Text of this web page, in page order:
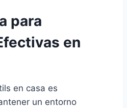
para
en
en casa es
un entorno